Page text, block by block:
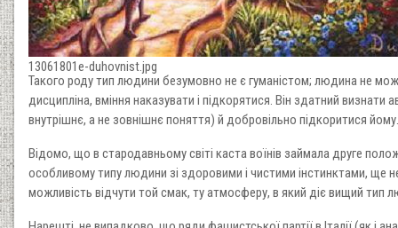
13061801e-duhovnist.jpg
Такого роду тип людини безумовно не є гуманістом; людина не
дисципліна, вміння наказувати і підкорятися. Він здатний
внутрішнє, а не зовнішнє поняття) й добровільно підкоритися йому.
Відомо, що в стародавньому світі каста воїнів займала друге
особливому типу людини зі здоровими і чистими інстинктами, ще
можливість відчути той смак, ту атмосферу, в який діє вищий тип